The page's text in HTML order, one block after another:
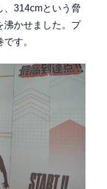
、314cmという脅
沸かせました。プ
す。